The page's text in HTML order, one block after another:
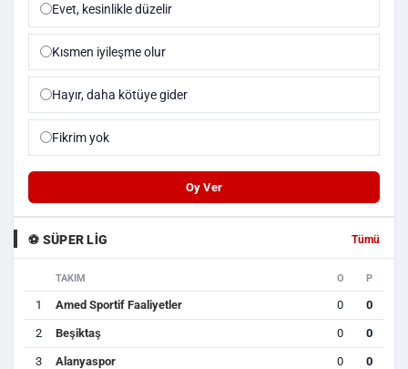
Evet, kesinlikle düzelir
Kısmen iyileşme olur
Hayır, daha kötüye gider
Fikrim yok
Oy Ver
⚽ SÜPER LIG Tümü
TAKIM O P
1 Amed Sportif Faaliyetler 0 0
2 Beşiktaş 0 0
3 Alanyaspor 0 0